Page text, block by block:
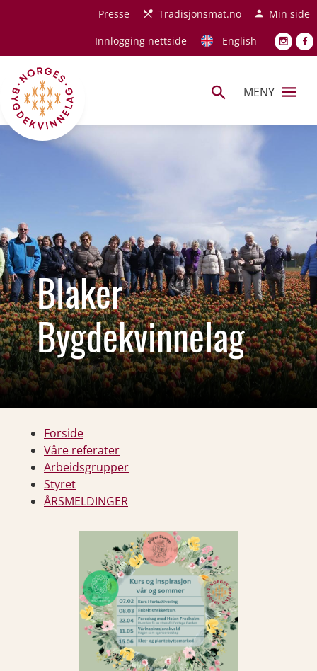
Hopp til hovedinnholdPresse Tradisjonsmat.no
Min side
Innlogging nettside
English
MENY
Blaker
Bygdekvinnelag
Forside
Våre referater
Arbeidsgrupper
Styret
ÅRSMELDINGER